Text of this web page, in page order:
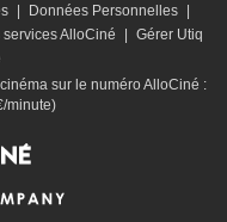
| Données Personnelles |
services AlloCiné | Gérer Utiq
sur le numéro AlloCiné :
minute)